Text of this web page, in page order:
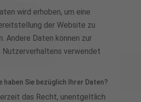
wird erhoben, um eine
der Website zu
Andere Daten können zur
Nutzerverhaltens verwendet
haben Sie bezüglich Ihrer Daten?
das Recht, unentgeltlich